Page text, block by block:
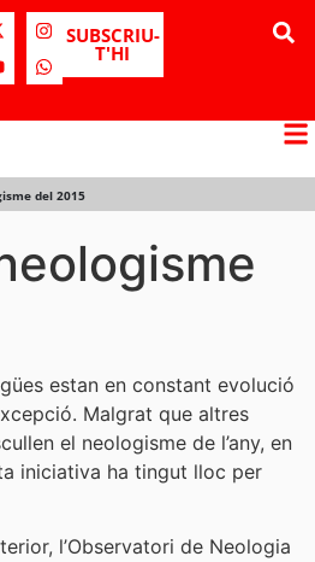
SUBSCRIU-
T'HI
del 2015
estan en constant evolució
Malgrat que altres
el neologisme de l’any, en
iniciativa ha tingut lloc per
l’Observatori de Neologia